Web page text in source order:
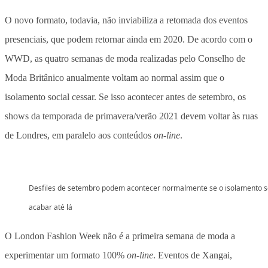
O novo formato, todavia, não inviabiliza a retomada dos eventos
presenciais, que podem retornar ainda em 2020. De acordo com o
WWD, as quatro semanas de moda realizadas pelo Conselho de
Moda Britânico anualmente voltam ao normal assim que o
isolamento social cessar. Se isso acontecer antes de setembro, os
shows da temporada de primavera/verão 2021 devem voltar às ruas
de Londres, em paralelo aos conteúdos on-line.
Desfiles de setembro podem acontecer normalmente se o isolamento
acabar até lá
O London Fashion Week não é a primeira semana de moda a
experimentar um formato 100% on-line. Eventos de Xangai,